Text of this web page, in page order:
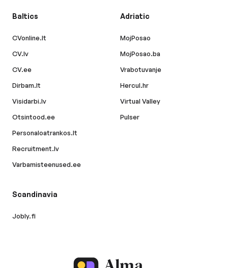
Baltics
CVonline.lt
CV.lv
CV.ee
Dirbam.lt
Visidarbi.lv
Otsintood.ee
Personaloatrankos.lt
Recruitment.lv
Varbamisteenused.ee
Adriatic
MojPosao
MojPosao.ba
Vrabotuvanje
Hercul.hr
Virtual Valley
Pulser
Scandinavia
Jobly.fi